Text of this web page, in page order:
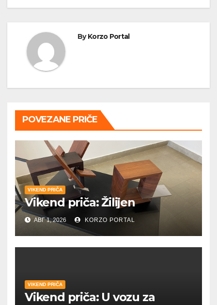
ByKorzo Portal
POVEZANE PRIČE
VIKEND PRIČA
Vikend priča: Žilijen
АВГ 1, 2026 KORZO PORTAL
VIKEND PRIČA
Vikend priča: U vozu za